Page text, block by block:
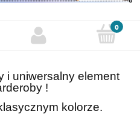
i uniwersalny element
!
kolorze.